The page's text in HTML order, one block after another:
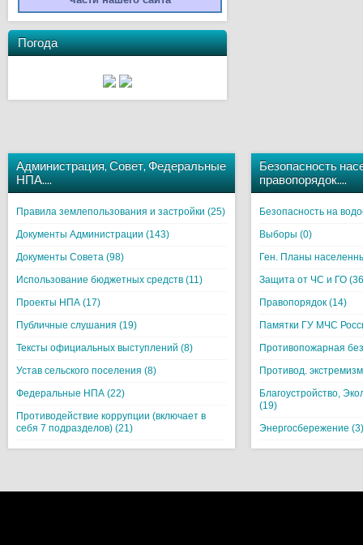
Погода
Администрация, Совет, Федеральные
НПА….
Правила землепользования и застройки (25)
Документы Администрации (143)
Документы Совета (98)
Использование бюджетных средств (11)
Проекты НПА (17)
Публичные слушания (19)
Тексты официальных выступлений (8)
Устав сельского поселения (8)
Федеральные НПА (22)
Противодействие коррупции (включает в
себя 7 подразделов) (21)
Безопасность
правопорядок….
Безопасность на
Выборы (0)
Ген. Планы
Защита от ЧС и ГО
Правопорядок (14)
Памятки ГУ МЧС
Противопожарная
Противод.
Благоустройство,
(19)
Энергосбережение (3)